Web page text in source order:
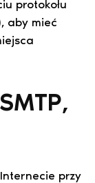
protokołu
aby mieć
przy